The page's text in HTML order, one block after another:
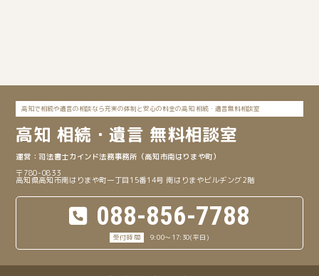
高知で相続や遺言の相談なら充実の体制と安心の料金の高知 相続・遺言無料相談室
高知 相続・遺言 無料相談室
司法書士カインド法務事務所 （高知市南はりまや町）
〒780-0833
高知県高知市南はりまや町一丁目15番14号 南はりまやビルヂング2階
088-856-7788
9:00～17:30(平日)